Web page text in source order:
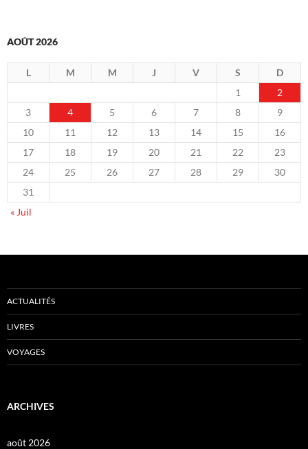
AOÛT 2026
L M M J V S
D
1
2
3
4 5 6 7 8
9
10
11 12 13 14 15
16
17
18 19 20 21 22
23
24
25 26 27 28 29
30
31
« Juil
ACTUALITÉS
LIVRES
VOYAGES
ARCHIVES
août 2026